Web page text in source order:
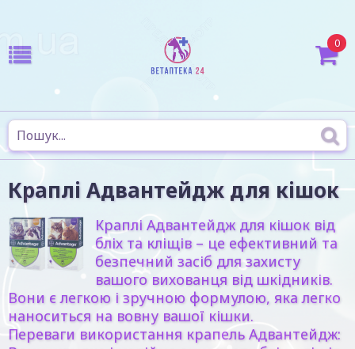
0
Краплі Адвантейдж для кішок
Краплі Адвантейдж для кішок від
бліх та кліщів – це ефективний та
безпечний засіб для захисту
вашого вихованця від шкідників.
Вони є легкою і зручною формулою, яка легко
наноситься на вовну вашої кішки.
Переваги використання крапель Адвантейдж: